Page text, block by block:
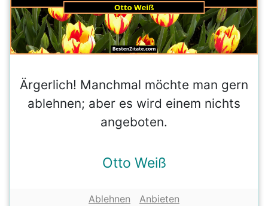
Ärgerlich! Manchmal möchte man gern
ablehnen; aber es wird einem nichts
angeboten.
Otto Weiß
Ablehnen Anbieten